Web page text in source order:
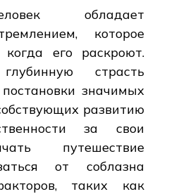
обладает
которое
его раскроют.
страсть
значимых
развитию
за свои
путешествие
от соблазна
таких как